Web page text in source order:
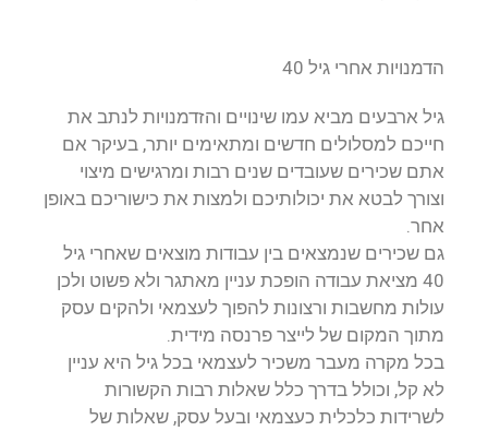
הדמנויות אחרי גיל 40
גיל ארבעים מביא עמו שינויים והזדמנויות לנתב את
חייכם למסלולים חדשים ומתאימים יותר, בעיקר אם
אתם שכירים שעובדים שנים רבות ומרגישים מיצוי
וצורך לבטא את יכולותיכם ולמצות את כישוריכם באופן
אחר.
גם שכירים שנמצאים בין עבודות מוצאים שאחרי גיל
40 מציאת עבודה הופכת עניין מאתגר ולא פשוט ולכן
עולות מחשבות ורצונות להפוך לעצמאי ולהקים עסק
מתוך המקום של לייצר פרנסה מידית.
בכל מקרה מעבר משכיר לעצמאי בכל גיל היא עניין
לא קל, וכולל בדרך כלל שאלות רבות הקשורות
לשרידות כלכלית כעצמאי ובעל עסק, שאלות של